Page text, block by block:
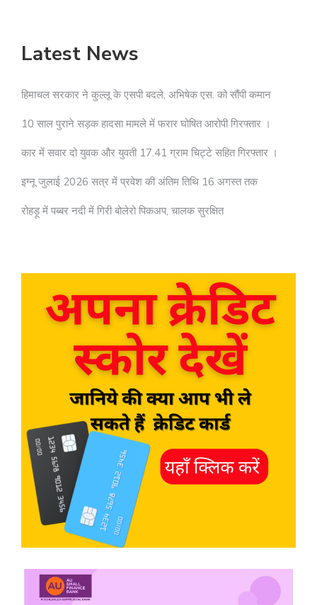
Latest News
हिमाचल सरकार ने कुल्लू के एसपी बदले, अभिषेक एस. को सौंपी कमान
10 साल पुराने सड़क हादसा मामले में फरार घोषित आरोपी गिरफ्तार ।
कार में सवार दो युवक और युवती 17.41 ग्राम चिट्टे सहित गिरफ्तार ।
इग्नू जुलाई 2026 सत्र में प्रवेश की अंतिम तिथि 16 अगस्त तक
रोहड़ू में पब्बर नदी में गिरी बोलेरो पिकअप, चालक सुरक्षित